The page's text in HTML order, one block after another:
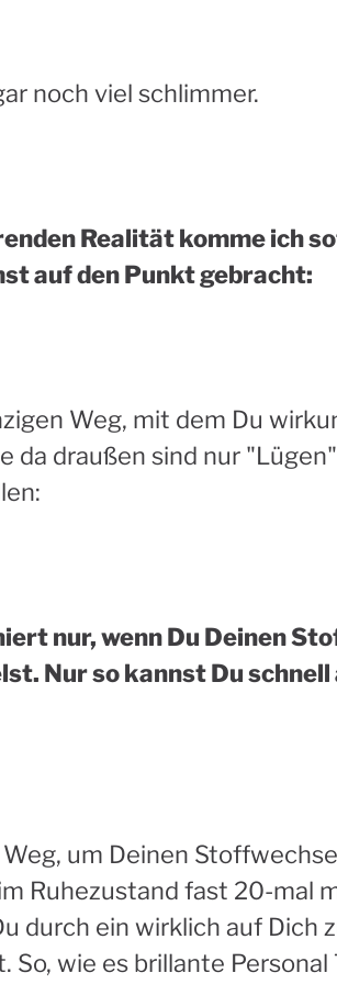
noch viel schlimmer.
Realität komme ich
auf den Punkt gebracht:
Weg, mit dem Du
da draußen sind nur
nur, wenn Du Deinen
Nur so kannst Du
um Deinen
Ruhezustand fast 20-mal
durch ein wirklich auf
So, wie es brillante